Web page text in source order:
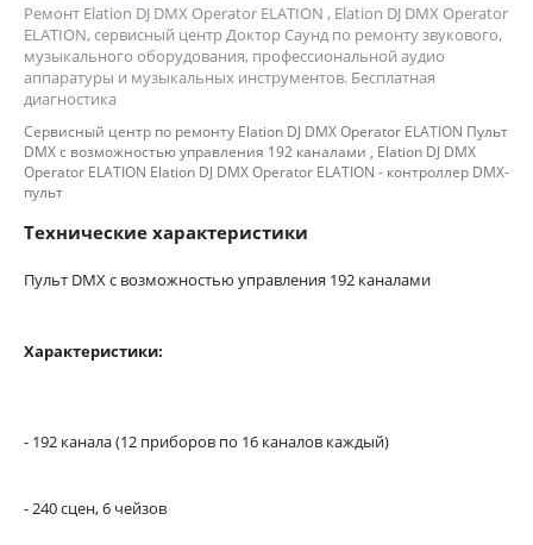
Ремонт Elation DJ DMX Operator ELATION , Elation DJ DMX Operator
ELATION, сервисный центр Доктор Саунд по ремонту звукового,
музыкального оборудования, профессиональной аудио
аппаратуры и музыкальных инструментов. Бесплатная
диагностика
Сервисный центр по ремонту Elation DJ DMX Operator ELATION Пульт
DMX с возможностью управления 192 каналами , Elation DJ DMX
Operator ELATION Elation DJ DMX Operator ELATION - контроллер DMX-
пульт
Технические характеристики
Пульт DMX с возможностью управления 192 каналами
Характеристики:
- 192 канала (12 приборов по 16 каналов каждый)
- 240 сцен, 6 чейзов